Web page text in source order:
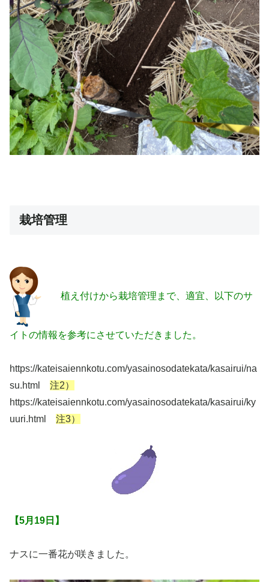
栽培管理
植え付けから栽培管理まで、適宜、以下のサ
イトの情報を参考にさせていただきました。
https://kateisaiennkotu.com/yasainosodatekata/kasairui/na
su.html 注2）
https://kateisaiennkotu.com/yasainosodatekata/kasairui/ky
uuri.html 注3）
【5月19日】
ナスに一番花が咲きました。